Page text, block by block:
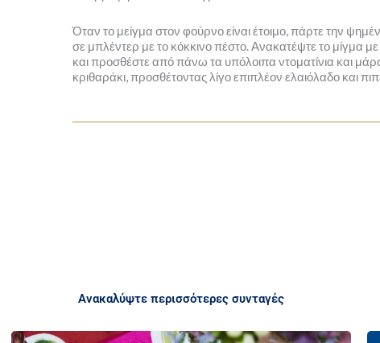
Όταν το μείγμα στον φούρνο είναι έτοιμο, πάρτε την
σε μπλέντερ με το κόκκινο πέστο. Ανακατέψτε το μίγμα με
και προσθέστε από πάνω τα υπόλοιπα ντοματίνια και
κριθαράκι, προσθέτοντας λίγο επιπλέον ελαιόλαδο και
Ανακαλύψτε περισσότερες συνταγές